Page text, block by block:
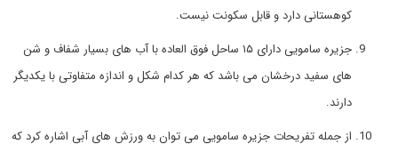
کوهستانی دارد و قابل سکونت نیست.
جزیره سامویی دارای ۱۵ ساحل فوق العاده با آب های بسیار شفاف و شن
های سفید درخشان می باشد که هر کدام شکل و اندازه متفاوتی با یکدیگر
دارند.
از جمله تفریحات جزیره سامویی می توان به ورزش های آبی اشاره کرد که